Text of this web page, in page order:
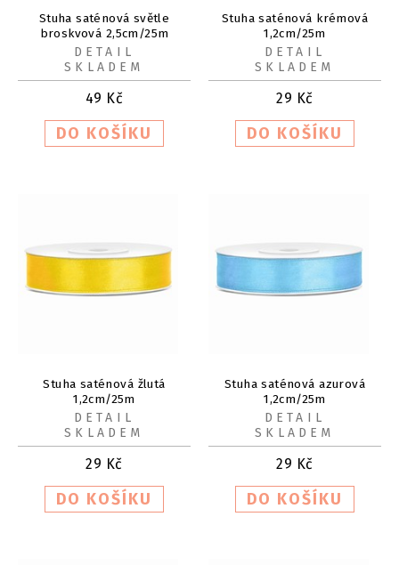
Stuha saténová světle
broskvová 2,5cm/25m
49 Kč
DETAIL
SKLADEM
Stuha saténová krémová
1,2cm/25m
29 Kč
DETAIL
SKLADEM
Stuha saténová žlutá
1,2cm/25m
29 Kč
DETAIL
SKLADEM
Stuha saténová azurová
1,2cm/25m
29 Kč
DETAIL
SKLADEM